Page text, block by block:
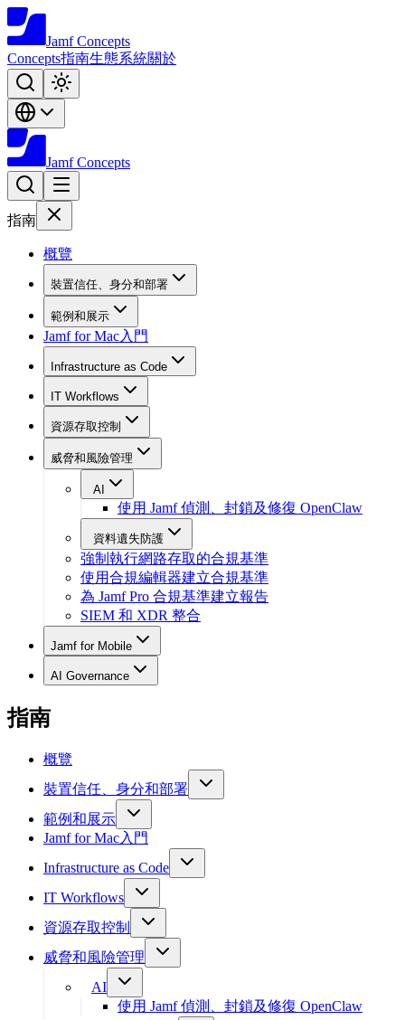
Jamf Concepts
Concepts指南生態系統關於
Jamf Concepts
指南
概覽
裝置信任、身分和部署
範例和展示
Jamf for Mac入門
Infrastructure as Code
IT Workflows
資源存取控制
威脅和風險管理
AI
使用 Jamf 偵測、封鎖及修復 OpenClaw
資料遺失防護
強制執行網路存取的合規基準
使用合規編輯器建立合規基準
為 Jamf Pro 合規基準建立報告
SIEM 和 XDR 整合
Jamf for Mobile
AI Governance
指南
概覽
裝置信任、身分和部署
範例和展示
Jamf for Mac入門
Infrastructure as Code
IT Workflows
資源存取控制
威脅和風險管理
AI
使用 Jamf 偵測、封鎖及修復 OpenClaw